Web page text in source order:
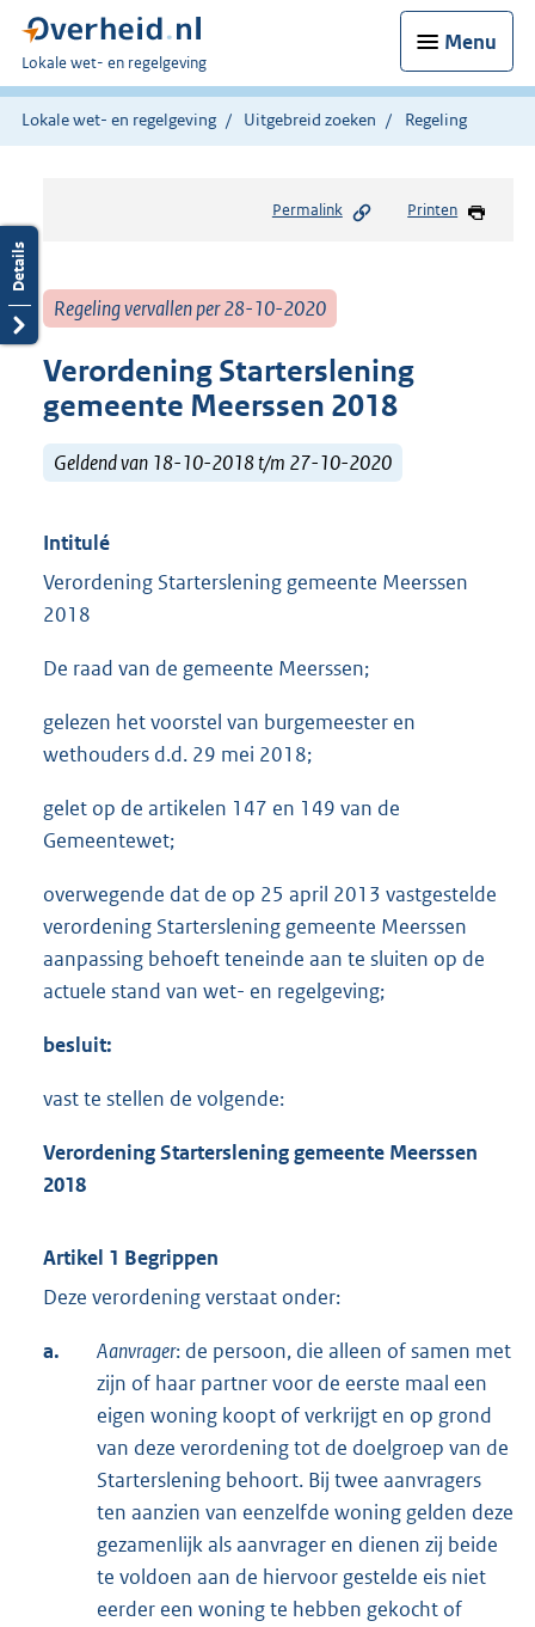
Menu
U
bent
hier:
Lokale wet- en regelgeving
Lokale wet- en regelgeving Uitgebreid zoeken Regeling
Permalink Printen
Regeling vervallen per 28-10-2020
Verordening Starterslening
gemeente Meerssen 2018
Geldend van 18-10-2018 t/m 27-10-2020
Intitulé
Verordening Starterslening gemeente Meerssen
2018
De raad van de gemeente Meerssen;
gelezen het voorstel van burgemeester en
wethouders d.d. 29 mei 2018;
gelet op de artikelen 147 en 149 van de
Gemeentewet;
overwegende dat de op 25 april 2013 vastgestelde
verordening Starterslening gemeente Meerssen
aanpassing behoeft teneinde aan te sluiten op de
actuele stand van wet- en regelgeving;
besluit:
vast te stellen de volgende:
Verordening Starterslening gemeente Meerssen
2018
Artikel 1 Begrippen
Deze verordening verstaat onder:
a. Aanvrager: de persoon, die alleen of samen met
zijn of haar partner voor de eerste maal een
eigen woning koopt of verkrijgt en op grond
van deze verordening tot de doelgroep van de
Starterslening behoort. Bij twee aanvragers
ten aanzien van eenzelfde woning gelden deze
gezamenlijk als aanvrager en dienen zij beide
te voldoen aan de hiervoor gestelde eis niet
eerder een woning te hebben gekocht of